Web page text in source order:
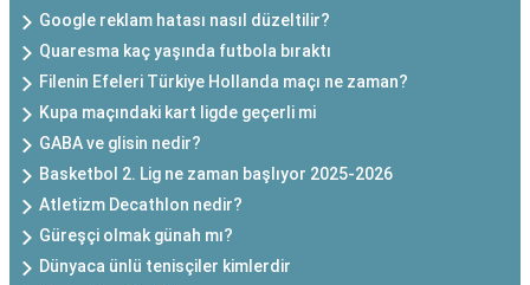
Google reklam hatası nasıl düzeltilir?
Quaresma kaç yaşında futbola bıraktı
Filenin Efeleri Türkiye Hollanda maçı ne zaman?
Kupa maçındaki kart ligde geçerli mi
GABA ve glisin nedir?
Basketbol 2. Lig ne zaman başlıyor 2025-2026
Atletizm Decathlon nedir?
Güreşçi olmak günah mı?
Dünyaca ünlü tenisçiler kimlerdir